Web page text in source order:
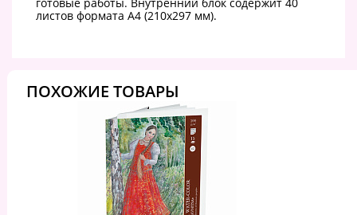
листов формата А4 (210х297 мм).
ПОХОЖИЕ ТОВАРЫ